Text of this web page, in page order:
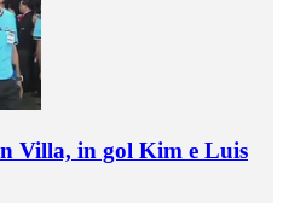
Villa, in gol Kim e Luis